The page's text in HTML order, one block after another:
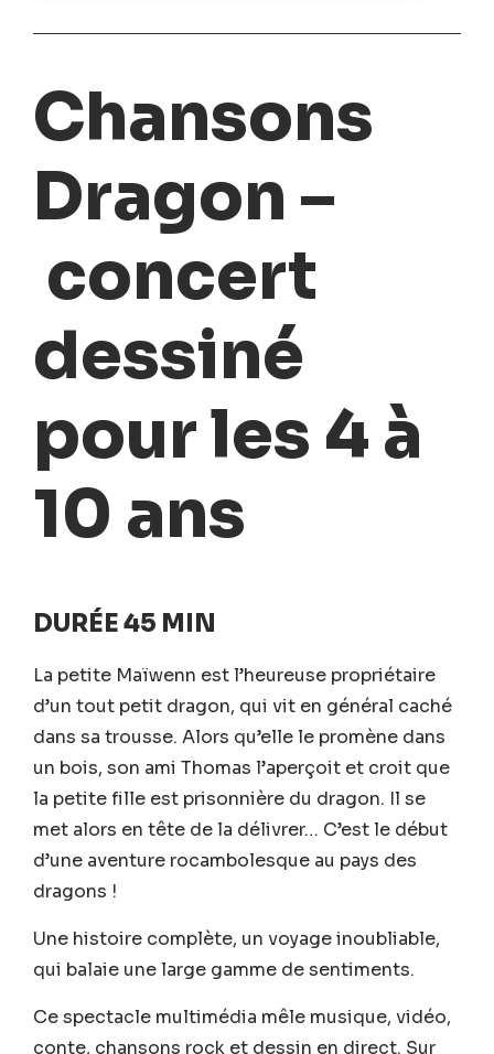
Chansons
Dragon –
concert
dessiné
pour les 4 à
10 ans
DURÉE 45 MIN
La petite Maïwenn est l’heureuse propriétaire
d’un tout petit dragon, qui vit en général caché
dans sa trousse. Alors qu’elle le promène dans
un bois, son ami Thomas l’aperçoit et croit que
la petite fille est prisonnière du dragon. Il se
met alors en tête de la délivrer… C’est le début
d’une aventure rocambolesque au pays des
dragons !
Une histoire complète, un voyage inoubliable,
qui balaie une large gamme de sentiments.
Ce spectacle multimédia mêle musique, vidéo,
conte, chansons rock et dessin en direct. Sur